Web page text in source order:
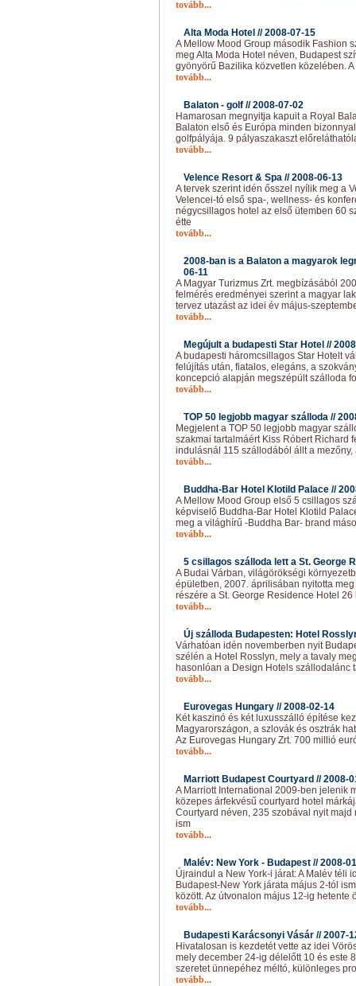
tovább...
Alta Moda Hotel //2008-07-15
A Mellow Mood Group második Fashion
meg Alta Moda Hotel néven, Budapest
gyönyörű Bazilika közvetlen közelében.
tovább...
Balaton - golf //2008-07-02
Hamarosan megnyitja kapuit a Royal
Balaton első és Európa minden
golfpályája. 9 pályaszakaszt
tovább...
Velence Resort & Spa //2008-06-13
A tervek szerint idén ősszel nyílik meg a
Velencei-tó első spa-, wellness- és
négycsillagos hotel az első ütemben 60
étte
tovább...
2008-ban is a Balaton a magyarok
06-11
A Magyar Turizmus Zrt. megbízásából
felmérés eredményei szerint a magyar
tervez utazást az idei év május-
tovább...
Megújult a budapesti Star Hotel //
A budapesti háromcsillagos Star Hotelt
felújítás után, fiatalos, elegáns, a
koncepció alapján megszépült szálloda
tovább...
TOP 50 legjobb magyar szálloda //
Megjelent a TOP 50 legjobb magyar
szakmai tartalmáért Kiss Róbert Richard
indulásnál 115 szállodából állt a mezőny,
tovább...
Buddha-Bar Hotel Klotild Palace //
A Mellow Mood Group első 5 csillagos
képviselő Buddha-Bar Hotel Klotild
meg a világhírű -Buddha Bar- brand
tovább...
5 csillagos szálloda lett a St. George
A Budai Várban, világörökségi
épületben, 2007. áprilisában nyitotta
részére a St. George Residence Hotel
tovább...
Új szálloda Budapesten: Hotel
Várhatóan idén novemberben nyit
szélén a Hotel Rosslyn, mely a tavaly
hasonlóan a Design Hotels szállodalánc
tovább...
Eurovegas Hungary //2008-02-14
Két kaszinó és két luxusszálló építése
Magyarországon, a szlovák és osztrák
Az Eurovegas Hungary Zrt. 700 millió
tovább...
Marriott Budapest Courtyard //2008-
A Marriott International 2009-ben jelenik
közepes árfekvésű courtyard hotel
Courtyard néven, 235 szobával nyit
ism
tovább...
Malév: New York - Budapest //2008-
Újraindul a New York-i járat: A Malév téli
Budapest-New York járata május 2-tól
között. Az útvonalon május 12-ig hetente
tovább...
Budapesti Karácsonyi Vásár //2007-
Hivatalosan is kezdetét vette az idei
mely december 24-ig délelőtt 10 és este
szeretet ünnepéhez méltó, különleges
tovább...